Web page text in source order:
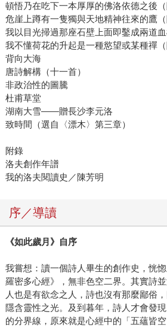
頓悟乃在吃下一本厚厚的佛洛依德之後（
危崖上蹲有一隻獨與天地精神往來的鷹（
我以目光掃過那座石壁上面即鑿成兩道血
我不懂荷花的升起是一種慾望或某種禪（
背向大海
唐詩解構（十一首）
非政治性的圖騰
杜甫草堂
湖南大雪――贈長沙李元洛
致時間（選自〈漂木〉第三章）
附錄
洛夫創作年譜
我的洛夫閱讀史／陳芳明
序／導讀
《如此歲月》自序
我嘗想：讀一個詩人畢生的創作史，恍
羅密多心經》，無非色空二界。其實詩
人也是有欲念之人，詩也沒有那麼鄙俗
隱含靈性之光。及到暮年，詩人才會發
的分界線，原來就是心經中的「五蘊皆空